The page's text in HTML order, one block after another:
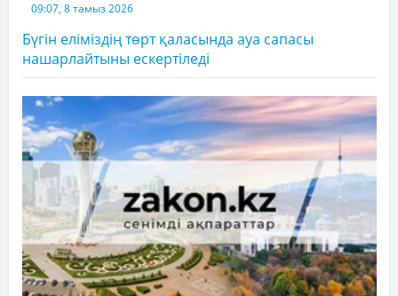
09:07, 8 тамыз 2026
Бүгін еліміздің төрт қаласында ауа сапасы
нашарлайтыны ескертіледі